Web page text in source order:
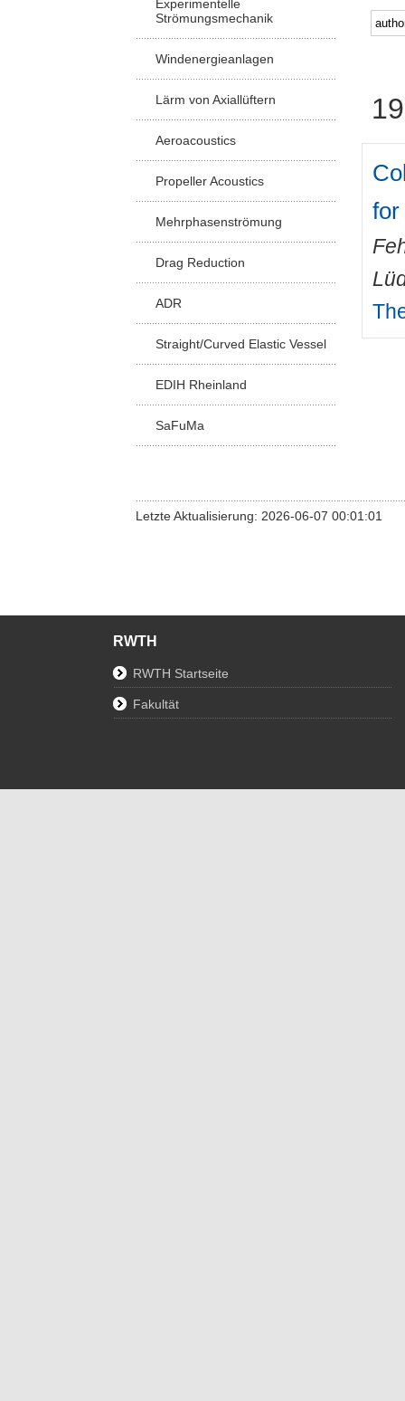
Experimentelle
Strömungsmechanik
Windenergieanlagen
Lärm von Axiallüftern
Aeroacoustics
Propeller Acoustics
Mehrphasenströmung
Drag Reduction
ADR
Straight/Curved Elastic Vessel
EDIH Rheinland
SaFuMa
for
Letzte Aktualisierung: 2026-06-07 00:01:01
RWTH
RWTH Startseite
Fakultät